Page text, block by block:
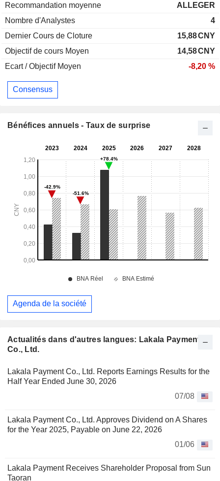
Actualités dans d'autres langues: Lakala Payment
Co., Ltd.
Lakala Payment Co., Ltd. Reports Earnings Results for the
Half Year Ended June 30, 2026
07/08
Lakala Payment Co., Ltd. Approves Dividend on A Shares
for the Year 2025, Payable on June 22, 2026
01/06
Lakala Payment Receives Shareholder Proposal from Sun
Taoran
Recommandation moyenne
ALLEGER
Nombre d'Analystes
4
Dernier Cours de Cloture
15,88CNY
Objectif de cours Moyen
14,58CNY
Ecart / Objectif Moyen
-8,20 %
Consensus
Bénéfices annuels - Taux de surprise
Agenda de la société